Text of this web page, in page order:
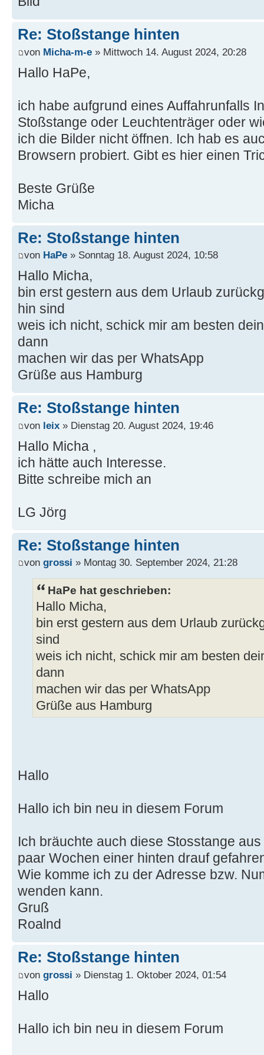
Re: Stoßstange hinten
von Micha-m-e » Mittwoch 14. August 2024, 20:28
Hallo HaPe,
ich habe aufgrund eines Auffahrunfalls
Stoßstange oder Leuchtenträger oder
ich die Bilder nicht öffnen. Ich hab es
Browsern probiert. Gibt es hier einen
Beste Grüße
Micha
Re: Stoßstange hinten
von HaPe » Sonntag 18. August 2024, 10:58
Hallo Micha,
bin erst gestern aus dem Urlaub
hin sind
weis ich nicht, schick mir am besten
dann
machen wir das per WhatsApp
Grüße aus Hamburg
Re: Stoßstange hinten
von leix » Dienstag 20. August 2024, 19:46
Hallo Micha ,
ich hätte auch Interesse.
Bitte schreibe mich an
LG Jörg
Re: Stoßstange hinten
von grossi » Montag 30. September 2024, 21:28
HaPe hat geschrieben:
Hallo Micha,
bin erst gestern aus dem Urlaub
sind
weis ich nicht, schick mir am besten
dann
machen wir das per WhatsApp
Grüße aus Hamburg
Hallo
Hallo ich bin neu in diesem Forum
Ich bräuchte auch diese Stosstange
paar Wochen einer hinten drauf
Wie komme ich zu der Adresse bzw.
wenden kann.
Gruß
Roalnd
Re: Stoßstange hinten
von grossi » Dienstag 1. Oktober 2024, 01:54
Hallo
Hallo ich bin neu in diesem Forum